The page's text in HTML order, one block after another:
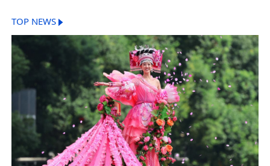
TOP NEWS